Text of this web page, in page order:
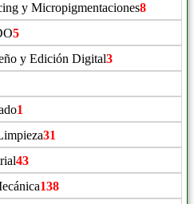
y Micropigmentaciones8
5
y Edición Digital3
1
31
43
138